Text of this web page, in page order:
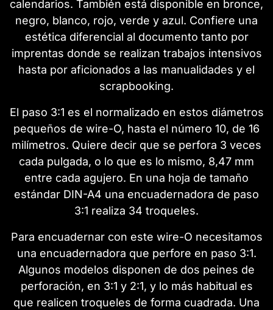
calendarios. También está disponible en bronce,
negro, blanco, rojo, verde y azul. Confiere una
estética diferencial al documento tanto por
imprentas donde se realizan trabajos intensivos
hasta por aficionados a las manualidades y el
scrapbooking.
El paso 3:1 es el normalizado en estos diámetros
pequeños de wire-O, hasta el número 10, de 16
milímetros. Quiere decir que se perfora 3 veces
cada pulgada, o lo que es lo mismo, 8,47 mm
entre cada agujero. En una hoja de tamaño
estándar DIN-A4 una encuadernadora de paso
3:1 realiza 34 troqueles.
Para encuadernar con este wire-O necesitamos
una encuadernadora que perfore en paso 3:1.
Algunos modelos disponen de dos peines de
perforación, en 3:1 y 2:1, y lo más habitual es
que realicen troqueles de forma cuadrada. Una